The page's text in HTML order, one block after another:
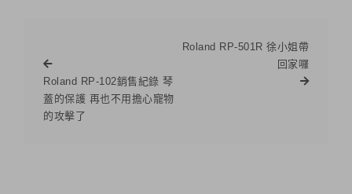
Roland RP-102銷售紀錄 琴
蓋的保護 再也不用擔心寵物
的攻擊了
Roland RP-501R 徐小姐帶
回家囉